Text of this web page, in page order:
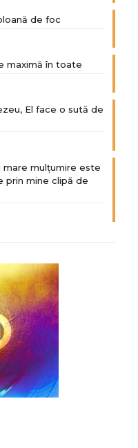
de foc
maximă în toate
El face o sută de
mare mulțumire este
prin mine clipă de